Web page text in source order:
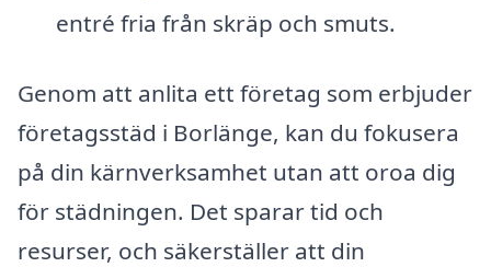
entré fria från skräp och smuts.
Genom att anlita ett företag som erbjuder
företagsstäd i Borlänge, kan du fokusera
på din kärnverksamhet utan att oroa dig
för städningen. Det sparar tid och
resurser, och säkerställer att din